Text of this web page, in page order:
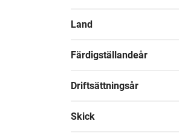
Land
Färdigställandeår
Driftsättningsår
Skick